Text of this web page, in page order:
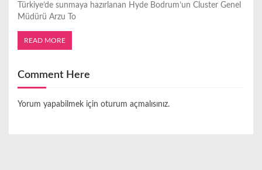
Türkiye’de sunmaya hazırlanan Hyde Bodrum’un Cluster Genel
Müdürü Arzu To
READ MORE
Comment Here
Yorum yapabilmek için oturum açmalısınız.